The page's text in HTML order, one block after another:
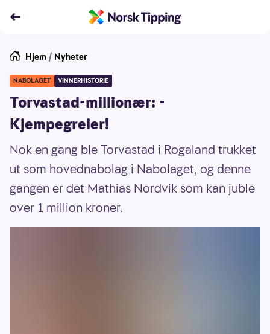
Hjem / Nyheter
NABOLAGET VINNERHISTORIE
Torvastad-millionær: -
Kjempegreier!
Nok en gang ble Torvastad i Rogaland trukket
ut som hovednabolag i Nabolaget, og denne
gangen er det Mathias Nordvik som kan juble
over 1 million kroner.